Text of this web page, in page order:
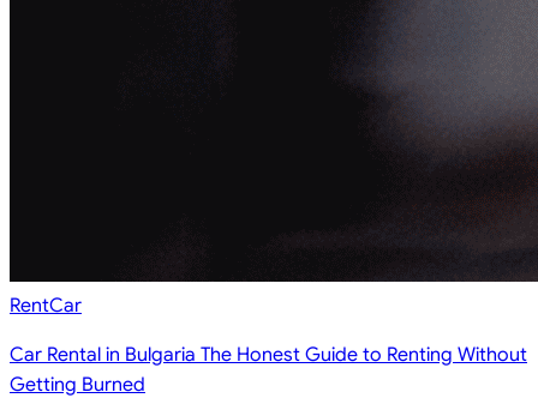
RentCar
Car Rental in Bulgaria The Honest Guide to Renting Without
Getting Burned